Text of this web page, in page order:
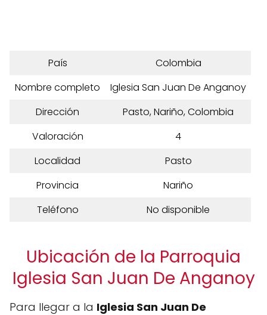
País
Colombia
Nombre completo
Iglesia San Juan De Anganoy
Dirección
Pasto, Nariño, Colombia
Valoración
4
Localidad
Pasto
Provincia
Nariño
Teléfono
No disponible
Ubicación de la Parroquia
Iglesia San Juan De Anganoy
Para llegar a la Iglesia San Juan De